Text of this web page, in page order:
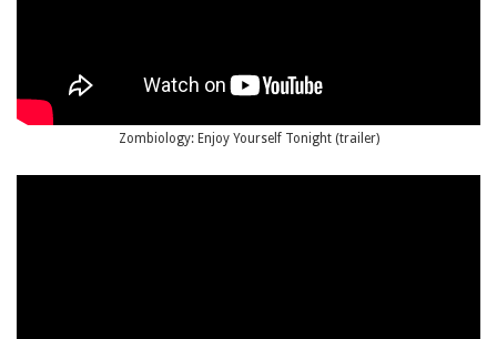
Zombiology: Enjoy Yourself Tonight (trailer)